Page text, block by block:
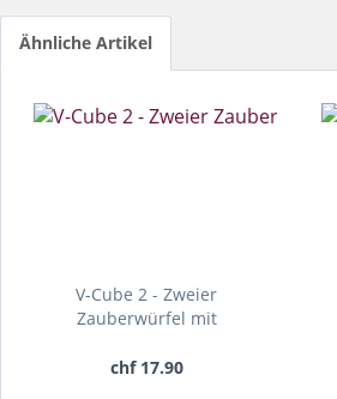
Ähnliche Artikel
V-Cube 2 - Zweier
Zauberwürfel mit
chf 17.90